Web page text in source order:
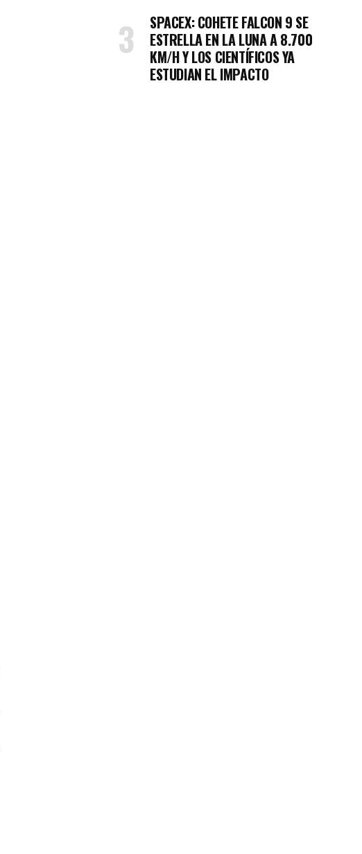
SPACEX: COHETE FALCON 9 SE
ESTRELLA EN LA LUNA A 8.700
KM/H Y LOS CIENTÍFICOS YA
ESTUDIAN EL IMPACTO